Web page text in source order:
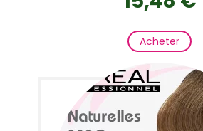
Acheter